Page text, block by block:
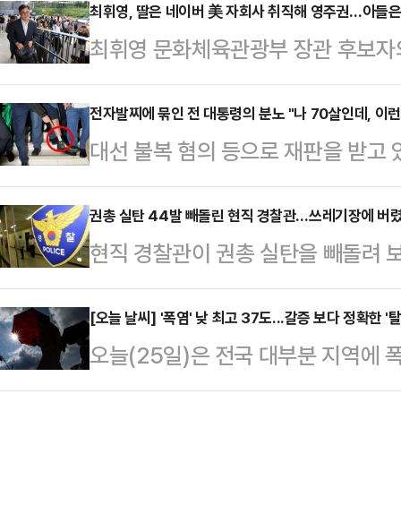
의혹이 제기돼 지명이 철회되거나
통령실 참모진 일부도 여론 악화 속
구조적 허점이 드러났다는 평가가
출범 이후 현재까지 낙마한 고위직
배우자 명의 부동산 차명 보유 및
사퇴했다. 이진숙…
최휘영, 딸은 네이버 美 자회사 취직해 영주권…아들
최휘영 문화체육관광부 장관 후보
오는 29일 인사청문회 송곳 검증
청문요청안과 배현진 국민의힘 의
4월 미국에서 대학 졸업 후 네이버
후 3년 만인 2019년 2월 미국 영주
만둔 것으로 나타났다.최 후보자는
있으며 2015년까지 네이버 경영
단 측은…
전자발찌에 묶인 전 대통령의 분노 "나 70살인데, 이
대선 불복 혐의 등으로 재판을 받고
령의 발목에 위치추적 전자장치(전
외신에 따르면 보우소나루 전 대통
(연방 상·하원) 건물 계단에서 왼쪽
취재진에게 내보이며 발끈했다.그
하지도, 공금을 횡령하지도, 살인
장했다. 이어 "무고한 사람에게 전
며 "전직 대통령에게 …
권총 실탄 44발 빼돌린 현직 경찰관…쓰레기장에 버
현직 경찰관이 권총 실탄을 빼돌려
미가 붙잡혔다.24일 경찰에 따르면
의 안전관리에 관한 법률 위반 혐
동안 몰래 빼돌린 38구경 권총과
관해 오다가 이천시내의 한 아파트
[오늘 날씨] '폭염' 낮 최고 37도...갈증 보다 정확한 '
오늘(25일)은 전국 대부분 지역에
으로 최고 체감온도가 35도 안팎까